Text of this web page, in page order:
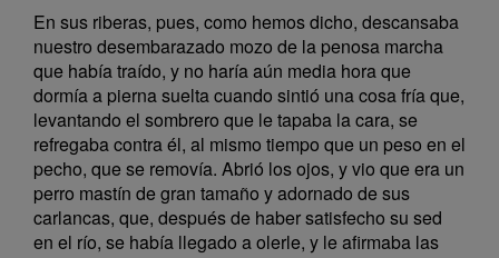
En sus riberas, pues, como hemos dicho, descansaba
nuestro desembarazado mozo de la penosa marcha
que había traído, y no haría aún media hora que
dormía a pierna suelta cuando sintió una cosa fría que,
levantando el sombrero que le tapaba la cara, se
refregaba contra él, al mismo tiempo que un peso en el
pecho, que se removía. Abrió los ojos, y vio que era un
perro mastín de gran tamaño y adornado de sus
carlancas, que, después de haber satisfecho su sed
en el río, se había llegado a olerle, y le afirmaba las